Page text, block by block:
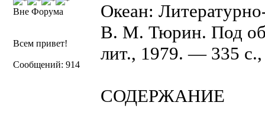
Вне Форума
Всем привет!
Сообщений: 914
Океан:
В. М. Тюрин. Под
лит., 1979. — 335
СОДЕРЖАНИЕ